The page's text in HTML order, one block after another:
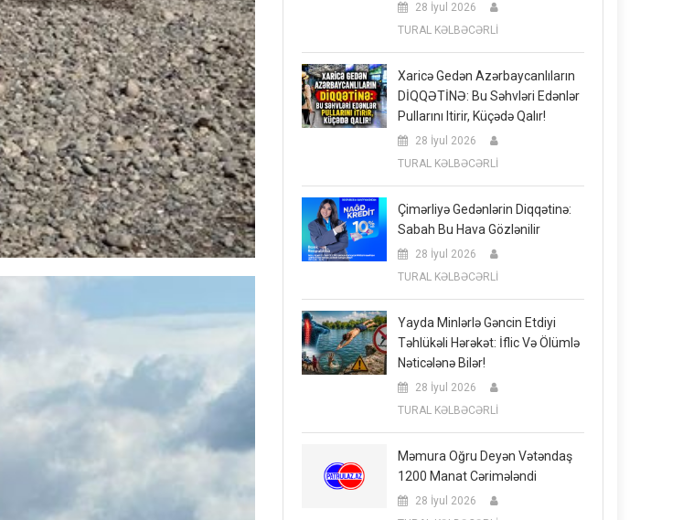
28 İyul 2026
TURAL KƏLBƏCƏRLİ
Xaricə Gedən Azərbaycanlıların
DİQQƏTİNƏ: Bu Səhvləri Edənlər
Pullarını Itirir, Küçədə Qalır!
28 İyul 2026
TURAL KƏLBƏCƏRLİ
Çimərliyə Gedənlərin Diqqətinə:
Sabah Bu Hava Gözlənilir
28 İyul 2026
TURAL KƏLBƏCƏRLİ
Yayda Minlərlə Gəncin Etdiyi
Təhlükəli Hərəkət: İflic Və Ölümlə
Nəticələnə Bilər!
28 İyul 2026
TURAL KƏLBƏCƏRLİ
Məmura Oğru Deyən Vətəndaş
1200 Manat Cərimələndi
28 İyul 2026